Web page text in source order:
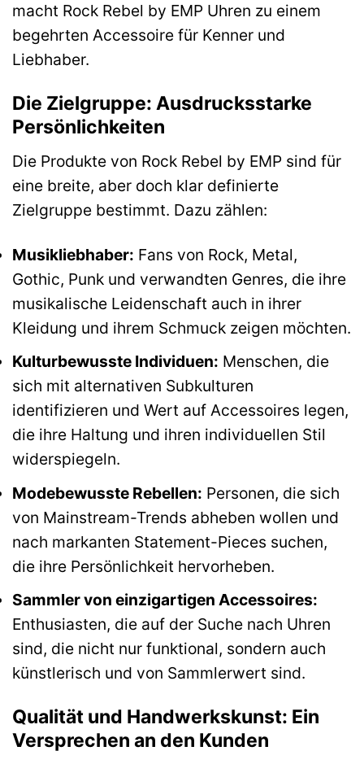
macht Rock Rebel by EMP Uhren zu einem
begehrten Accessoire für Kenner und
Liebhaber.
Die Zielgruppe: Ausdrucksstarke
Persönlichkeiten
Die Produkte von Rock Rebel by EMP sind für
eine breite, aber doch klar definierte
Zielgruppe bestimmt. Dazu zählen:
Musikliebhaber: Fans von Rock, Metal,
Gothic, Punk und verwandten Genres, die ihre
musikalische Leidenschaft auch in ihrer
Kleidung und ihrem Schmuck zeigen möchten.
Kulturbewusste Individuen: Menschen, die
sich mit alternativen Subkulturen
identifizieren und Wert auf Accessoires legen,
die ihre Haltung und ihren individuellen Stil
widerspiegeln.
Modebewusste Rebellen: Personen, die sich
von Mainstream-Trends abheben wollen und
nach markanten Statement-Pieces suchen,
die ihre Persönlichkeit hervorheben.
Sammler von einzigartigen Accessoires:
Enthusiasten, die auf der Suche nach Uhren
sind, die nicht nur funktional, sondern auch
künstlerisch und von Sammlerwert sind.
Qualität und Handwerkskunst: Ein
Versprechen an den Kunden